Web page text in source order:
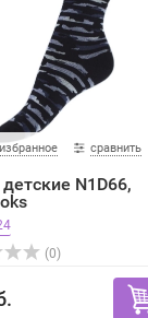
избранное сравнить
N1D66,
(0)